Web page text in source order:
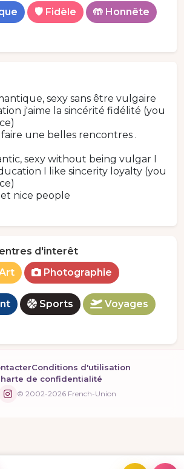
🛡️ Fidèle 🤲 Honnête
sexy sans être vulgaire
j'aime la sincérité fidélité (you
faire une belles rencontres .
sexy without being vulgar I
I like sincerity loyalty (you
nice people
d'interêt
Photographie
Sports Voyages
Conditions d'utilisation
de confidentialité
© 2002-2026 French-Union